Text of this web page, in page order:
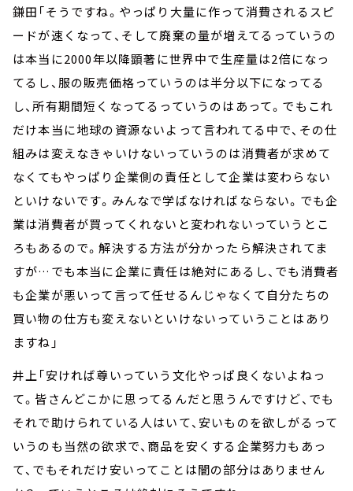
鎌田「そうですね。やっぱり大量に作って消費されるスピ
ードが速くなって、そして廃棄の量が増えてるっていうの
は本当に2000年以降顕著に世界中で生産量は2倍になっ
てるし、服の販売価格っていうのは半分以下になってる
し、所有期間短くなってるっていうのはあって。でもこれ
だけ本当に地球の資源ないよって言われてる中で、その仕
組みは変えなきゃいけないっていうのは消費者が求めて
なくてもやっぱり企業側の責任として企業は変わらない
といけないです。みんなで学ばなければならない。でも企
業は消費者が買ってくれないと変われないっていうとこ
ろもあるので。解決する方法が分かったら解決されてま
すが…でも本当に企業に責任は絶対にあるし、でも消費者
も企業が悪いって言って任せるんじゃなくて自分たちの
買い物の仕方も変えないといけないっていうことはあり
ますね」
井上「安ければ尊いっていう文化やっぱ良くないよねっ
て。皆さんどこかに思ってるんだと思うんですけど、でも
それで助けられている人はいて、安いものを欲しがるって
いうのも当然の欲求で、商品を安くする企業努力もあっ
て、でもそれだけ安いってことは闇の部分はありません